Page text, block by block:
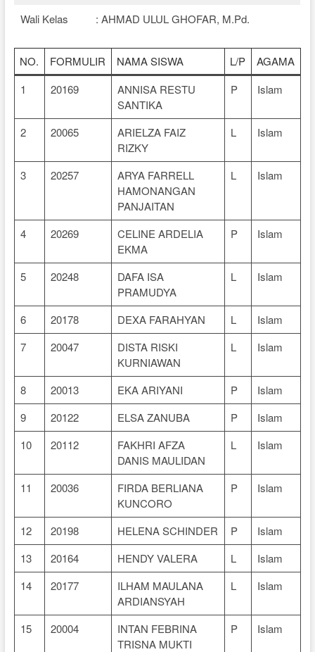
Wali Kelas
: AHMAD ULUL GHOFAR, M.Pd.
NO. FORMULIR NAMA SISWA L/P
AGAMA
1
20169
ANNISA RESTU
SANTIKA
P Islam
2 20065
ARIELZA FAIZ
RIZKY
L Islam
3 20257
ARYA FARRELL
HAMONANGAN
PANJAITAN
L Islam
4 20269
CELINE ARDELIA
EKMA
P Islam
5 20248
DAFA ISA
PRAMUDYA
L Islam
6 20178 DEXA FARAHYAN L
Islam
7
20047
DISTA RISKI
KURNIAWAN
L Islam
8 20013 EKA ARIYANI P
Islam
9
20122 ELSA ZANUBA P
Islam
10
20112
FAKHRI AFZA
DANIS MAULIDAN
L Islam
11 20036
FIRDA BERLIANA
KUNCORO
P Islam
12 20198 HELENA SCHINDER P
Islam
13
20164 HENDY VALERA L
Islam
14
20177
ILHAM MAULANA
ARDIANSYAH
L Islam
15 20004
INTAN FEBRINA
TRISNA MUKTI
P Islam